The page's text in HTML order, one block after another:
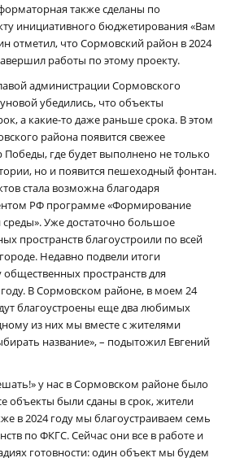
также сделаны по
инициативного бюджетирования «Вам
отметил, что Сормовский район в 2024
работы по этому проекту.
администрации Сормовского
убедились, что объекты
а какие-то даже раньше срока. В этом
района появится свежее
Победы, где будет выполнено не только
но и появится пешеходный фонтан.
стала возможна благодаря
РФ программе «Формирование
Уже достаточно большое
пространств благоустроили по всей
Недавно подвели итоги
пространств для
году. В Сормовском районе, в моем 24
благоустроены еще два любимых
из них мы вместе с жителями
название», – подытожил Евгений
у нас в Сормовском районе было
объекты были сданы в срок, жители
в 2024 году мы благоустраиваем семь
по ФКГС. Сейчас они все в работе и
готовности: один объект мы будем